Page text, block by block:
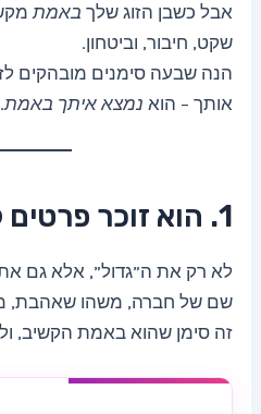
אבל כשבן הזוג שלך באמת
שקט, חיבור, וביטחון.
הנה שבעה סימנים מובהקים
אותך – הוא נמצא איתך באמת.
1. הוא זוכר פרטים קטנים
לא רק את ה”גדול”, אלא גם
שם של חברה, משהו שאהבת,
זה סימן שהוא באמת הקשיב,